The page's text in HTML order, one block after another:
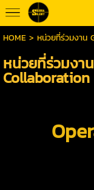
HOME> หน่วยที่ร่วมงาน
หน่วยที่ร่วมงา
Collaboration